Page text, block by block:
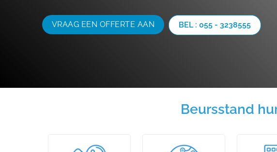
VRAAG EEN OFFERTE AAN BEL : 055 - 3238555
Beursstand